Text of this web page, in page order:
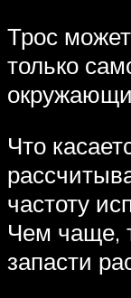
Трос
только
Что
частоту
Чем чаще,
запасти